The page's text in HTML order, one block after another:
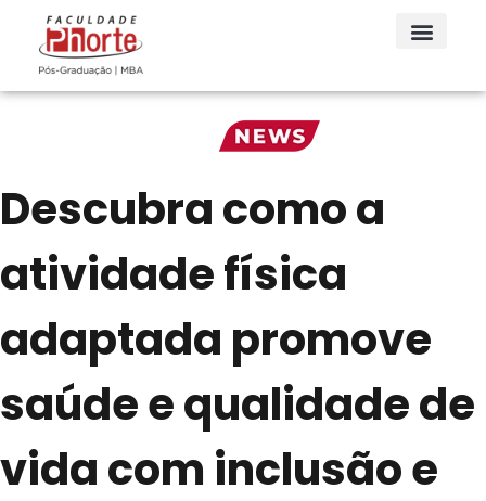
Descubra como a
atividade física
adaptada promove
saúde e qualidade de
vida com inclusão e